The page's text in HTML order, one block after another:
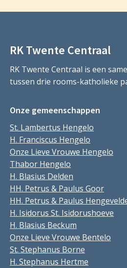
RK Twente Centraal
RK Twente Centraal is een
tussen drie rooms-katholieke
Onze gemeenschappen
St. Lambertus Hengelo
H. Franciscus Hengelo
Onze Lieve Vrouwe Hengelo
Thabor Hengelo
H. Blasius Delden
HH. Petrus & Paulus Goor
HH. Petrus & Paulus
H. Isidorus St. Isidorushoeve
H. Blasius Beckum
Onze Lieve Vrouwe Bentelo
St. Stephanus Borne
H. Stephanus Hertme